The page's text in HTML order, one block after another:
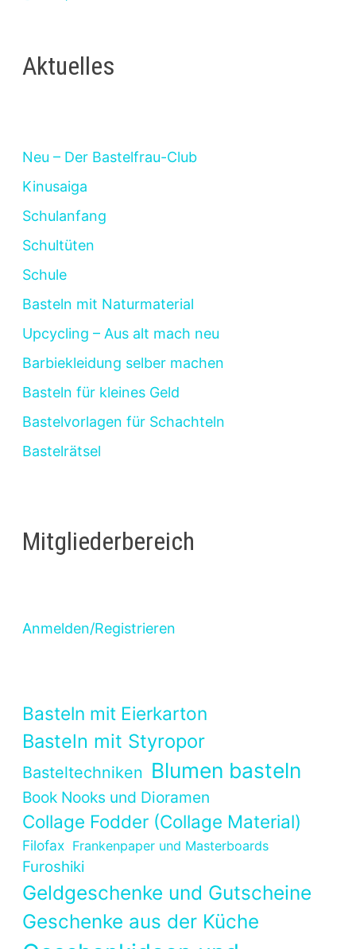
Aktuelles
Neu – Der Bastelfrau-Club
Kinusaiga
Schulanfang
Schultüten
Schule
Basteln mit Naturmaterial
Upcycling – Aus alt mach neu
Barbiekleidung selber machen
Basteln für kleines Geld
Bastelvorlagen für Schachteln
Bastelrätsel
Mitgliederbereich
Anmelden/Registrieren
Basteln mit Eierkarton
Basteln mit Styropor
Basteltechniken Blumen basteln
Book Nooks und Dioramen
Collage Fodder (Collage Material)
Filofax Frankenpaper und Masterboards
Furoshiki
Geldgeschenke und Gutscheine
Geschenke aus der Küche